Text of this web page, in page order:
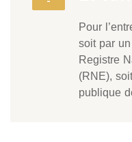
Pour
soit par
Registre
(RNE),
publique